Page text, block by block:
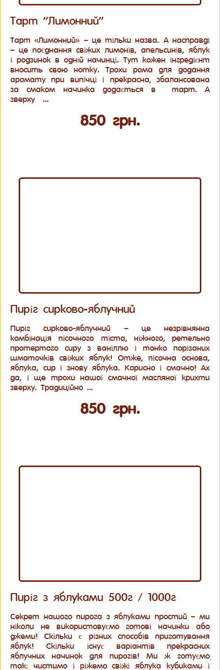
Тарт “Лимонний”
Тарт «Лимонний» – це тільки назва. А насправді
– це поєднання свіжих лимонів, апельсинів, яблук
і родзинок в одній начинці. Тут кожен інгредієнт
вносить свою нотку. Трохи рома для додання
аромату при випічці і прекрасна, збалансована
за смаком начинка додається в тарт. А
зверху ...
850 грн.
Пиріг сирково-яблучний
Пиріг сирково-яблучний – це незрівнянна
комбінація пісочного тіста, ніжного, ретельно
протертого сиру з ваніллю і тонко порізаних
шматочків свіжих яблук! Отже, пісочна основа,
яблука, сир і знову яблука. Корисно і смачно! Ах
да, і ще трохи нашої смачної масляної крихти
зверху. Традиційно ...
850 грн.
Пиріг з яблуками 500г / 1000г
Секрет нашого пирога з яблуками простий – ми
ніколи не використовуємо готові начинки або
джеми! Скільки є різних способів приготування
яблук! Скільки існує варіантів прекрасних
яблучних начинок для пирогів! Ми ж готуємо
так: чистимо і ріжемо свіжі яблука кубиками і